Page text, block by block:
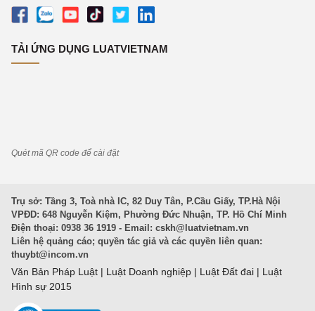
TẢI ỨNG DỤNG LUATVIETNAM
Quét mã QR code để cài đặt
Trụ sở: Tầng 3, Toà nhà IC, 82 Duy Tân, P.Cầu Giấy, TP.Hà Nội
VPĐD: 648 Nguyễn Kiệm, Phường Đức Nhuận, TP. Hồ Chí Minh
Điện thoại: 0938 36 1919 - Email: cskh@luatvietnam.vn
Liên hệ quảng cáo; quyền tác giả và các quyền liên quan:
thuybt@incom.vn
Văn Bản Pháp Luật | Luật Doanh nghiệp | Luật Đất đai | Luật
Hình sự 2015